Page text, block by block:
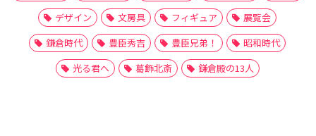
デザイン
文房具 フィギュア
展覧会
鎌倉時代
豊臣秀吉 豊臣兄弟！
昭和時代
光る君へ
葛飾北斎 鎌倉殿の13人